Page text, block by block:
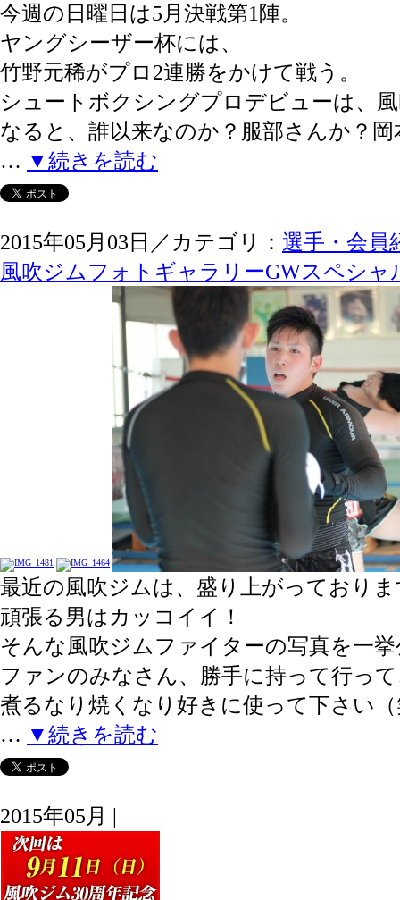
今週の日曜日は5月決戦第1陣。
ヤングシーザー杯には、
竹野元稀がプロ2連勝をかけて戦う。
シュートボクシングプロデビューは、
なると、誰以来なのか？服部さんか？
… ▼続きを読む
2015年05月03日／カテゴリ： 選手・会員
風吹ジムフォトギャラリーGWスペシ
最近の風吹ジムは、盛り上がっており
頑張る男はカッコイイ！
そんな風吹ジムファイターの写真を一挙
ファンのみなさん、勝手に持って行っ
煮るなり焼くなり好きに使って下さい
… ▼続きを読む
2015年05月 |